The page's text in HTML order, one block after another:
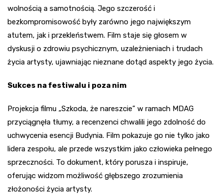
wolnością a samotnością. Jego szczerość i
bezkompromisowość były zarówno jego największym
atutem, jak i przekleństwem. Film staje się głosem w
dyskusji o zdrowiu psychicznym, uzależnieniach i trudach
życia artysty, ujawniając nieznane dotąd aspekty jego życia.
Sukces na festiwalu i poza nim
Projekcja filmu „Szkoda, że nareszcie” w ramach MDAG
przyciągnęła tłumy, a recenzenci chwalili jego zdolność do
uchwycenia esencji Budynia. Film pokazuje go nie tylko jako
lidera zespołu, ale przede wszystkim jako człowieka pełnego
sprzeczności. To dokument, który porusza i inspiruje,
oferując widzom możliwość głębszego zrozumienia
złożoności życia artysty.